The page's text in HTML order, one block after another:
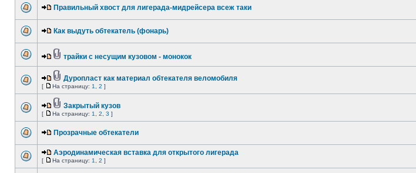
Правильный хвост для лигерада-мидрейсера всеж таки
Как выдуть обтекатель (фонарь)
трайки с несущим кузовом - монокок
Дуропласт как материал обтекателя веломобиля
[ На страницу: 1 2 ]
Закрытый кузов
[ На страницу: 1 2 3 ]
Прозрачные обтекатели
Аэродинамическая вставка для открытого лигерада
[ На страницу: 1 2 ]